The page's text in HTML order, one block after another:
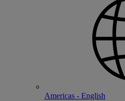
Americas - English